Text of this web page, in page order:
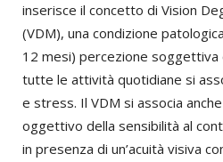
inserisce il concetto di Vision
(VDM), una condizione
12 mesi) percezione soggettiva
tutte le attività quotidiane si
e stress. Il VDM si associa
oggettivo della sensibilità al
in presenza di un’acuità visiva